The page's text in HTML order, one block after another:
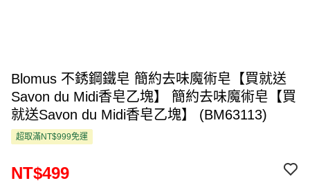
Blomus 不銹鋼鐵皂 簡約去味魔術皂【買就送
Savon du Midi香皂乙塊】 簡約去味魔術皂【買
就送Savon du Midi香皂乙塊】 (BM63113)
超取滿NT$999免運
NT$499